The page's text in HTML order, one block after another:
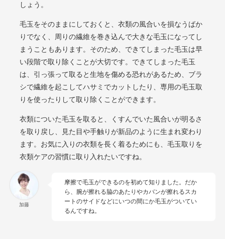
しょう。
毛玉をそのままにしておくと、衣類の風合いを損なうばか
りでなく、周りの繊維を巻き込んで大きな毛玉になってし
まうこともあります。そのため、できてしまった毛玉は早
い段階で取り除くことが大切です。できてしまった毛玉
は、引っ張って取ると生地を傷める恐れがあるため、ブラ
シで繊維を起こしてハサミでカットしたり、専用の毛玉取
りを使ったりして取り除くことができます。
衣類についた毛玉を取ると、くすんでいた風合いが明るさ
を取り戻し、見た目や手触りが新品のように生まれ変わり
ます。お気に入りの衣類を長く着るためにも、毛玉取りを
衣類ケアの習慣に取り入れたいですね。
加藤
摩擦で毛玉ができるのを初めて知りました。だか
ら、腕が擦れる脇のあたりやカバンが擦れるスカ
ートのサイドなどにいつの間にか毛玉がついてい
るんですね。